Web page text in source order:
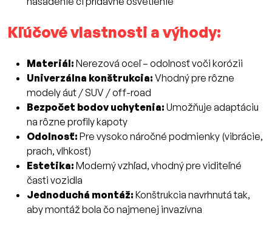
Kľúčové vlastnosti a výhody:
Materiál: Nerezová oceľ – odolnosť voči korózii
Univerzálna konštrukcia: Vhodný pre rôzne
modely áut / SUV / off-road
Bezpočet bodov uchytenia: Umožňuje adaptáciu
na rôzne profily kapoty
Odolnosť: Pre vysoko náročné podmienky (vibrácie,
prach, vlhkosť)
Estetika: Moderný vzhľad, vhodný pre viditeľné
časti vozidla
Jednoduchá montáž: Konštrukcia navrhnutá tak,
aby montáž bola čo najmenej invazívna